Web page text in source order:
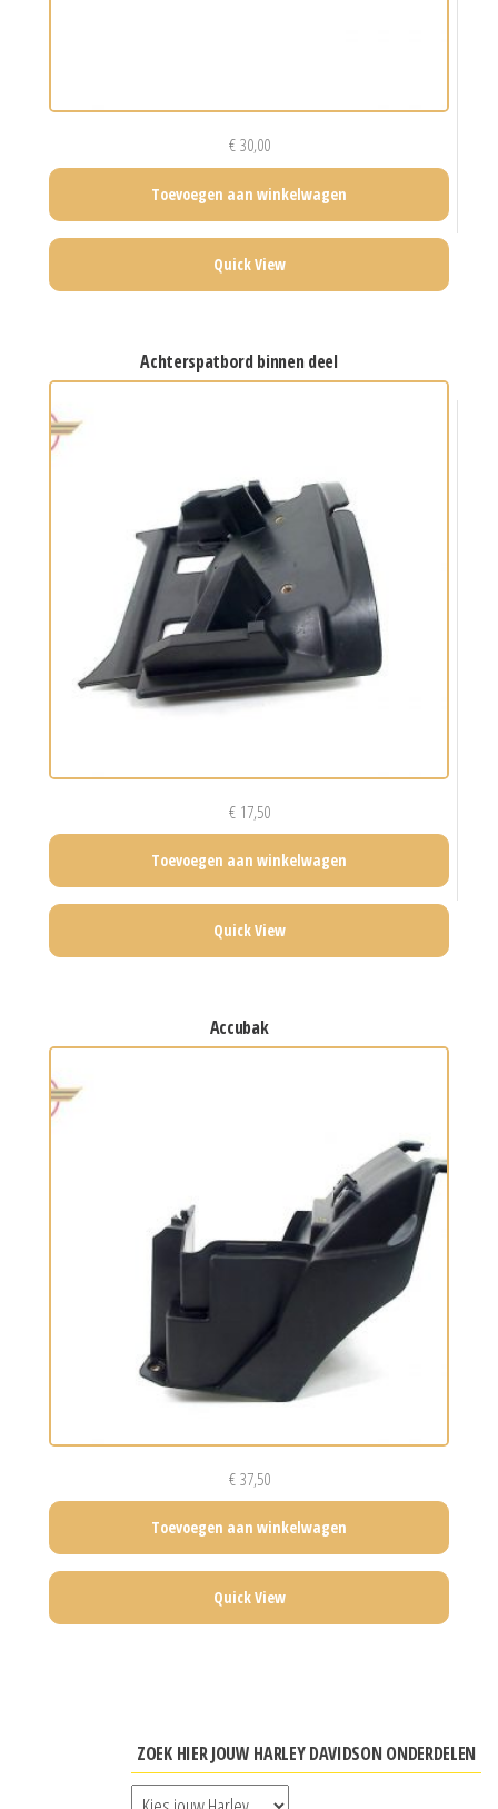
€30,00
Toevoegen aan winkelwagen
Quick View
achterspatbord binnen deel
€17,50
Toevoegen aan winkelwagen
Quick View
accubak
€37,50
Toevoegen aan winkelwagen
Quick View
ZOEK HIER JOUW HARLEY DAVIDSON ONDERDELEN